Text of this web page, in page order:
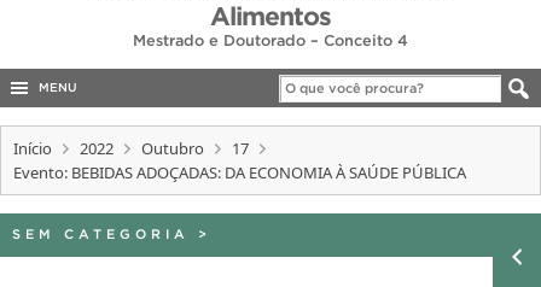
CONCURSOS
INTERNACIONAL
OUVIDORIA
PORTARIAS
Alimentos
Mestrado e Doutorado – Conceito 4
MENU
Início 2022 Outubro
17
Evento: BEBIDAS ADOÇADAS: DA ECONOMIA À SAÚDE PÚBLICA
SEM CATEGORIA >